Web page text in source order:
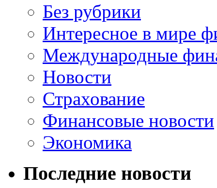
Без рубрики
Интересное в мире
Международные
Новости
Страхование
Финансовые новости
Экономика
Последние новости